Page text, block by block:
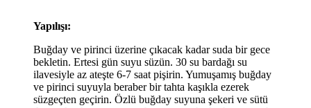
Yapılışı:
Buğday ve pirinci üzerine çıkacak kadar suda bir gece
bekletin. Ertesi gün suyu süzün. 30 su bardağı su
ilavesiyle az ateşte 6-7 saat pişirin. Yumuşamış buğday
ve pirinci suyuyla beraber bir tahta kaşıkla ezerek
süzgeçten geçirin. Özlü buğday suyuna şekeri ve sütü